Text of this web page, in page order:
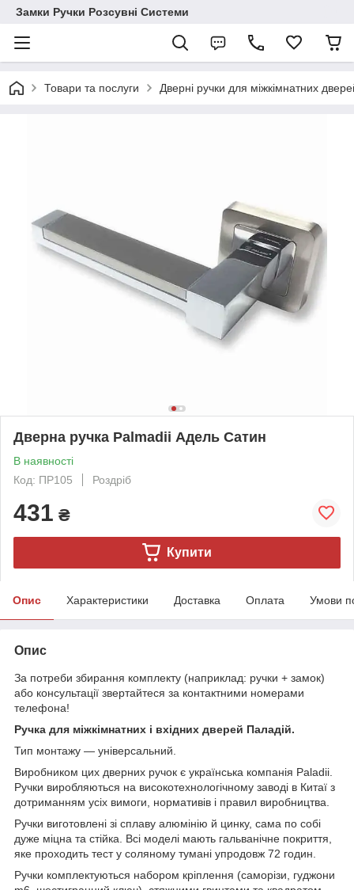
Замки Ручки Розсувні Системи
Товари та послуги Дверні ручки для міжкімнатних
Дверна ручка Palmadii Адель Сатин
В наявності
Код: ПР105
Роздріб
431 ₴
Купити
Опис Характеристики Доставка Оплата Умови
Опис
За потреби збирання комплекту (наприклад: ручки + замок)
або консультації звертайтеся за контактними номерами
телефона!
Ручка для міжкімнатних і вхідних дверей Паладій.
Тип монтажу — універсальний.
Виробником цих дверних ручок є українська компанія Paladii.
Ручки виробляються на високотехнологічному заводі в Китаї з
дотриманням усіх вимоги, нормативів і правил виробництва.
Ручки виготовлені зі сплаву алюмінію й цинку, сама по собі
дуже міцна та стійка. Всі моделі мають гальванічне покриття,
яке проходить тест у соляному тумані упродовж 72 годин.
Ручки комплектуються набором кріплення (саморізи, гуджони